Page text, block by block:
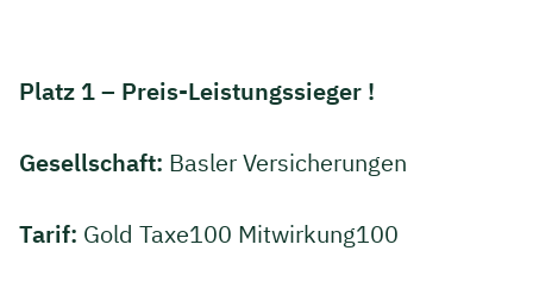
Platz 1 – Preis-Leistungssieger !
Gesellschaft: Basler Versicherungen
Tarif: Gold Taxe100 Mitwirkung100